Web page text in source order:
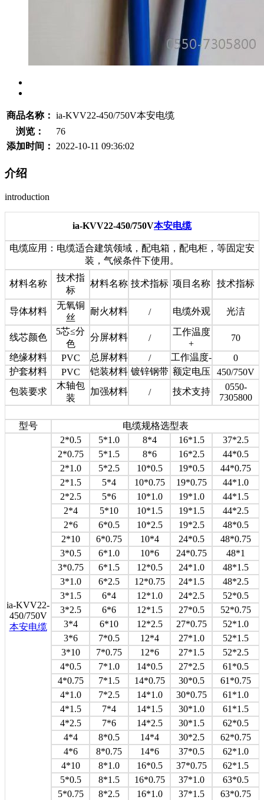
商品名称： ia-KVV22-450/750V本安电缆
浏览：
76
添加时间：
2022-10-11 09:36:02
介绍
introduction
ia-KVV22-450/750V本安电缆
电缆应用：电缆适合建筑领域，配电箱，配电柜，等固定安
装，气候条件下使用。
材料名称
技术指
标
材料名称 技术指标 项目名称 技术指标
导体材料
无氧铜
丝
耐火材料 / 电缆外观 光洁
线芯颜色
5芯≤分
色
分屏材料 /
工作温度
+
70
绝缘材料
PVC 总屏材料 / 工作温度-
0
护套材料
PVC 铠装材料 镀锌钢带 额定电压
450/750V
包装要求
木轴包
装
加强材料 / 技术支持
0550-
7305800
型号 电缆规格选型表
ia-KVV22-
450/750V
本安电缆
2*0.5 5*1.0 8*4 16*1.5
37*2.5
2*0.75
5*1.5 8*6 16*2.5
44*0.5
2*1.0
5*2.5 10*0.5 19*0.5
44*0.75
2*1.5
5*4 10*0.75 19*0.75
44*1.0
2*2.5
5*6 10*1.0 19*1.0
44*1.5
2*4
5*10 10*1.5 19*1.5
44*2.5
2*6
6*0.5 10*2.5 19*2.5
48*0.5
2*10
6*0.75 10*4 24*0.5
48*0.75
3*0.5
6*1.0 10*6 24*0.75
48*1
3*0.75
6*1.5 12*0.5 24*1.0
48*1.5
3*1.0
6*2.5 12*0.75 24*1.5
48*2.5
3*1.5
6*4 12*1.0 24*2.5
52*0.5
3*2.5
6*6 12*1.5 27*0.5
52*0.75
3*4
6*10 12*2.5 27*0.75
52*1.0
3*6
7*0.5 12*4 27*1.0
52*1.5
3*10
7*0.75 12*6 27*1.5
52*2.5
4*0.5
7*1.0 14*0.5 27*2.5
61*0.5
4*0.75
7*1.5 14*0.75 30*0.5
61*0.75
4*1.0
7*2.5 14*1.0 30*0.75
61*1.0
4*1.5
7*4 14*1.5 30*1.0
61*1.5
4*2.5
7*6 14*2.5 30*1.5
62*0.5
4*4
8*0.5 14*4 30*2.5
62*0.75
4*6
8*0.75 14*6 37*0.5
62*1.0
4*10
8*1.0 16*0.5 37*0.75
62*1.5
5*0.5
8*1.5 16*0.75 37*1.0
63*0.5
5*0.75
8*2.5 16*1.0 37*1.5
63*0.75